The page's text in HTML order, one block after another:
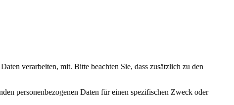
verarbeiten, mit. Bitte beachten Sie, dass zusätzlich zu den
personenbezogenen Daten für einen spezifischen Zweck oder